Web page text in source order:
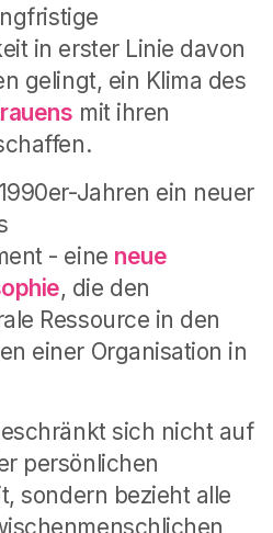
in erster Linie davon
gelingt, ein Klima des
mit ihren
Jahren ein neuer
- eine neue
, die den
Ressource in den
einer Organisation in
sich nicht auf
persönlichen
sondern bezieht alle